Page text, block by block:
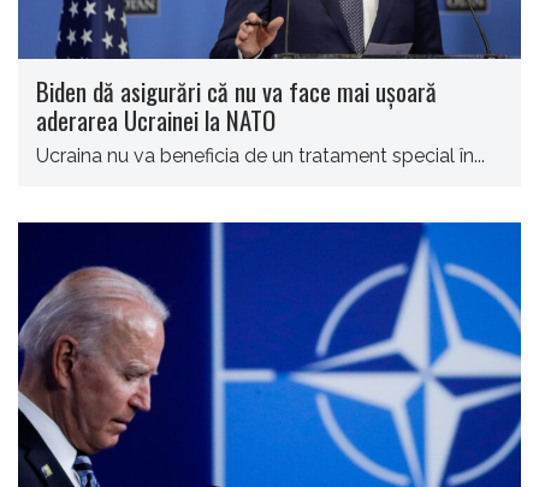
Biden dă asigurări că nu va face mai uşoară
aderarea Ucrainei la NATO
Ucraina nu va beneficia de un tratament special în...